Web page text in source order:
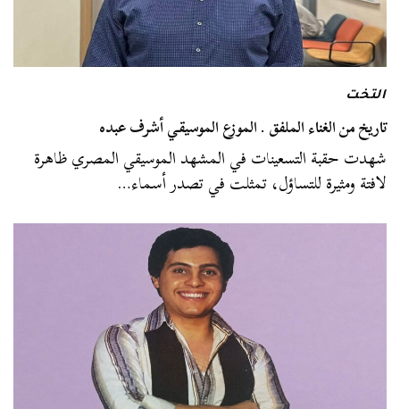
التخت
تاريخ من الغناء الملفق . الموزع الموسيقي أشرف عبده
شهدت حقبة التسعينات في المشهد الموسيقي المصري ظاهرة
لافتة ومثيرة للتساؤل، تمثلت في تصدر أسماء…